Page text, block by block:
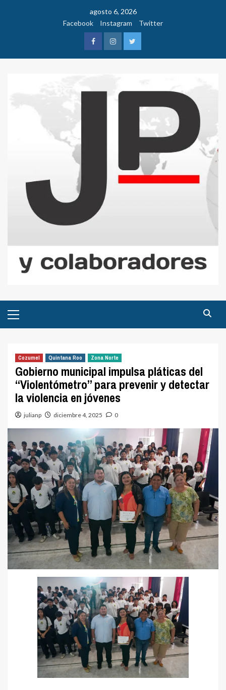
agosto 6, 2026
Facebook
Instagram Twitter
FacebookInstagramTwitter
principal
Cozumel Quintana Roo Zona Norte
Gobierno municipal impulsa pláticas del
“Violentómetro” para prevenir y detectar
la violencia en jóvenes
julianp diciembre 4, 2025 0